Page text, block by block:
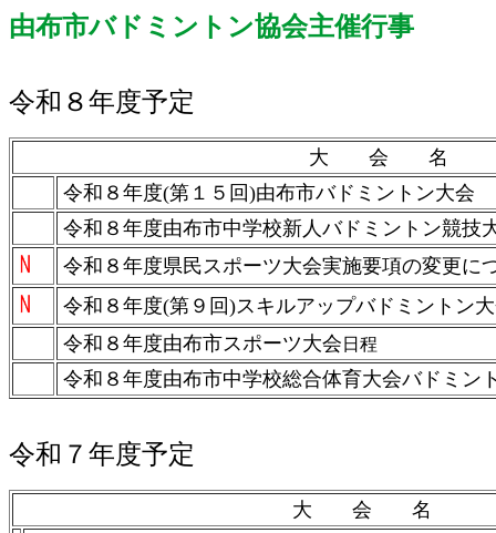
由布市バドミントン協会主催行事
令和８年度予定
大 会 名
令和８年度(第１５回)由布市バドミントン大会
令和８年度由布市中学校新人バドミントン競技
令和８年度県民スポーツ大会実施要項の変更に
令和８年度(第９回)スキルアップバドミントン
令和８年度由布市スポーツ大会 日程
令和８年度由布市中学校総合体育大会バドミン
令和７年度予定
大 会 名